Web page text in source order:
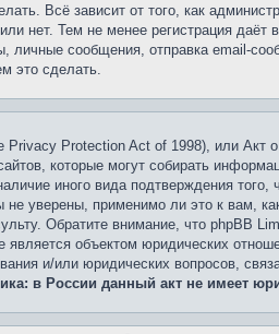
Всё зависит от того, как
нет. Тем не менее регистрация
личные сообщения, отправка email-
это сделать.
Privacy Protection Act of 1998), или Акт
которые могут собирать
иного вида подтверждения
уверены, применимо ли это к вам,
Обратите внимание, что phpBB
является объектом юридических
и/или юридических вопросов,
в России данный акт не имеет